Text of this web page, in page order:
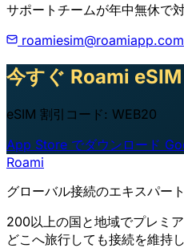
サポートチームが年中無休で
roamiesim@roamiapp.com
今すぐ Roami
eSIM 割引コード: WEB20
App Store でダウンロード
Roami
グローバル接続のエキスパート
200以上の国と地域でプレミ
どこへ旅行しても接続を維持し